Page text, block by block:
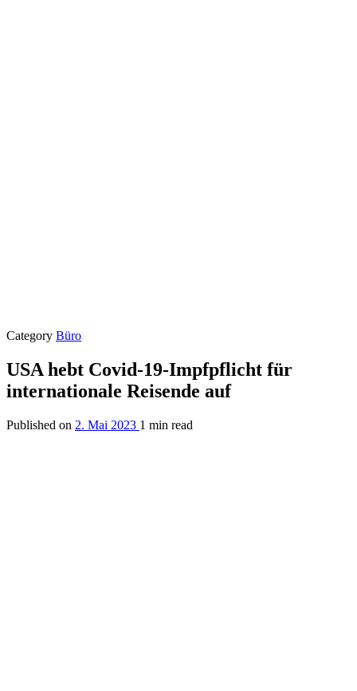
Category Büro
USA hebt Covid-19-Impfpflicht für
internationale Reisende auf
Published on 2. Mai 2023 1 min read